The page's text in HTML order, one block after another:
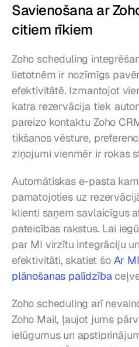
Savienošana ar
citiem rīkiem
Zoho scheduling
lietotnēm ir nozīmīgs
efektivitātē. Izmantojot
katra rezervācija tiek
pareizo kontaktu Zoho
tikšanos vēsture,
ziņojumi vienmēr ir rokas
Automātiskas e-pasta
pamatojoties uz
klienti saņem savlaicīgus
pateicības rakstus. Lai
par MI virzītu integrāciju
efektivitāti, skatiet šo Ar
plānošanas palīdzība
Zoho scheduling arī
Zoho Mail, ļaujot jums
ielūgumus un